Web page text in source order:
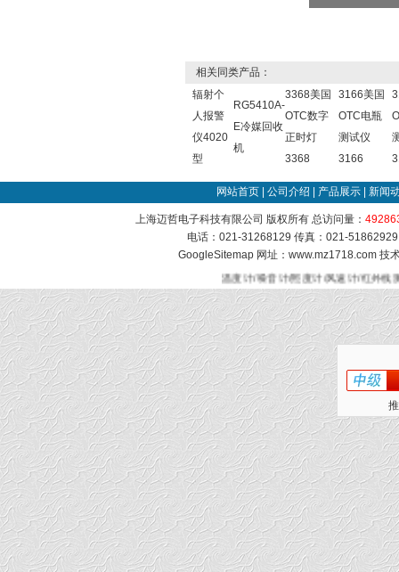
相关同类产品：
辐射个
人报警
仪4020
型
RG5410A-
E冷媒回收
机
3368美国
OTC数字
正时灯
3368
3166美国
OTC电瓶
测试仪
3166
网站首页 公司介绍 产品展示 新闻
上海迈哲电子科技有限公司 版权所有 总访问量：
电话：021-31268129 传真：021-
GoogleSitemap网址：www.mz1718.com 技
温度计/噪音计/照度计/风速计/红外线